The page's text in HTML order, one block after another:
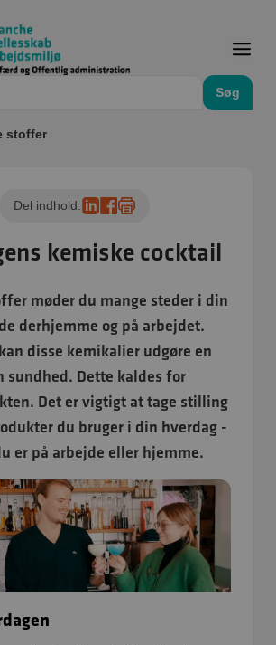
Søg
stoffer
kemiske cocktail
Del indhold:
møder du mange steder i din
derhjemme og på arbejdet.
disse kemikalier udgøre en
sundhed. Dette kaldes for
Det er vigtigt at tage stilling
du bruger i din hverdag -
er på arbejde eller hjemme.